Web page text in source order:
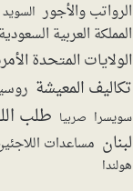
الرواتب والأجور السويد
المملكة العربية السعودية
الولايات المتحدة
تكاليف المعيشة
سويسرا صربيا طلب
لبنان مساعدات
هولندا